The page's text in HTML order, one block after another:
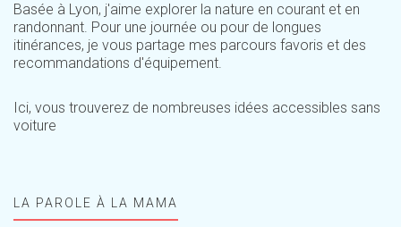
Basée à Lyon, j'aime explorer la nature en courant et en
randonnant. Pour une journée ou pour de longues
itinérances, je vous partage mes parcours favoris et des
recommandations d'équipement.
Ici, vous trouverez de nombreuses idées accessibles sans
voiture
LA PAROLE À LA MAMA